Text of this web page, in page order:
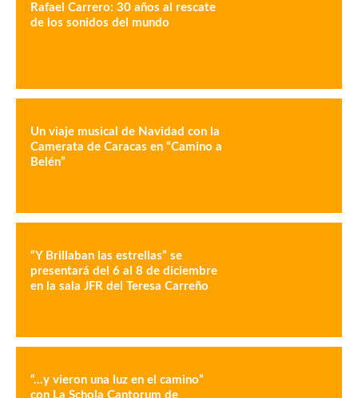
Rafael Carrero: 30 años al rescate
de los sonidos del mundo
Un viaje musical de Navidad con la
Camerata de Caracas en “Camino a
Belén”
“Y Brillaban las estrellas” se
presentará del 6 al 8 de diciembre
en la sala JFR del Teresa Carreño
“…y vieron una luz en el camino”
con La Schola Cantorum de